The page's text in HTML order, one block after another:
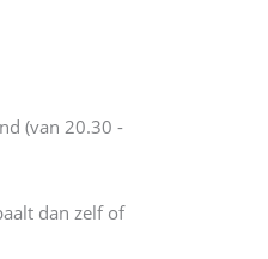
(van 20.30 -
dan zelf of